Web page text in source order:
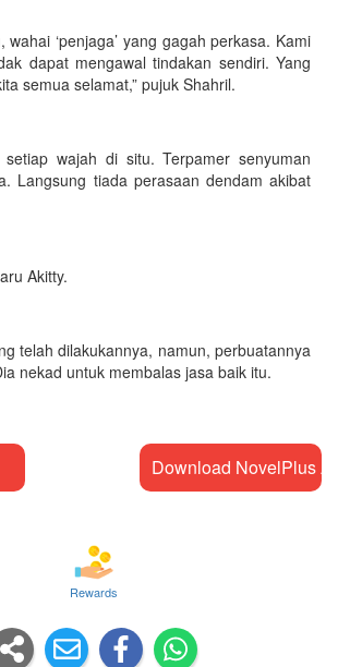
wahai ‘penjaga’ yang gagah perkasa. Kami
dapat mengawal tindakan sendiri. Yang
semua selamat,” pujuk Shahril.
setiap wajah di situ. Terpamer senyuman
Langsung tiada perasaan dendam akibat
Akitty.
telah dilakukannya, namun, perbuatannya
nekad untuk membalas jasa baik itu.
Download NovelPlus
Rewards